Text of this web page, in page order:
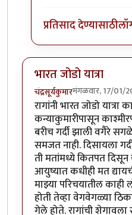
प्रतिसाद देण्यासाठी
भारत जोडो यात्रा
चंद्रसूर्यकुमारमंगळवार, 17/01/
रागांनी भारत जोडो
कन्याकुमारीपासून
बरीच गर्दी झाली वगैरे
समजत नाही. दिसायला
ती मतांमध्ये कितपत
आयुष्यात कधीही मत
माझ्या परिचयातील काही
होती तेव्हा वेगवेगळ्या
गेले होते. रागांची